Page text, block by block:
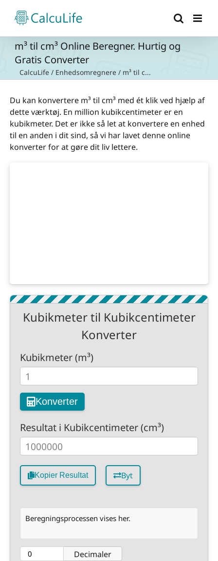
content
m³ til cm³ Online Beregner. Hurtig og
Gratis Converter
CalcuLife / Enhedsomregnere / m³ til c...
Du kan konvertere m³ til cm³ med ét klik ved hjælp af
dette værktøj. En million kubikcentimeter er en
kubikmeter. Det er ikke så let at konvertere en enhed
til en anden i dit sind, så vi har lavet denne online
konverter for at gøre dit liv lettere.
Kubikmeter til Kubikcentimeter
Konverter
Kubikmeter (m³)
Konverter
Resultat i Kubikcentimeter (cm³)
Kopier Resultat Byt
Beregningsprocessen vises her.
Decimaler